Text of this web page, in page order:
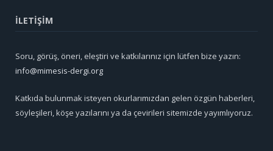
İLETİŞİM
Soru, görüş, öneri, eleştiri ve katkılarınız için lütfen bize yazın:
info@mimesis-dergi.org
Katkıda bulunmak isteyen okurlarımızdan gelen özgün haberleri,
söyleşileri, köşe yazılarını ya da çevirileri sitemizde yayımlıyoruz.